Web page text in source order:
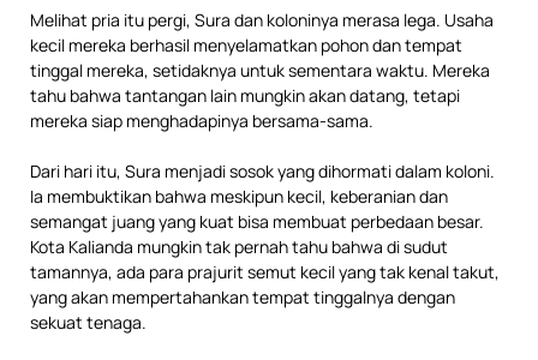
Melihat pria itu pergi, Sura dan koloninya merasa lega. Usaha
kecil mereka berhasil menyelamatkan pohon dan tempat
tinggal mereka, setidaknya untuk sementara waktu. Mereka
tahu bahwa tantangan lain mungkin akan datang, tetapi
mereka siap menghadapinya bersama-sama.
Dari hari itu, Sura menjadi sosok yang dihormati dalam koloni.
Ia membuktikan bahwa meskipun kecil, keberanian dan
semangat juang yang kuat bisa membuat perbedaan besar.
Kota Kalianda mungkin tak pernah tahu bahwa di sudut
tamannya, ada para prajurit semut kecil yang tak kenal takut,
yang akan mempertahankan tempat tinggalnya dengan
sekuat tenaga.